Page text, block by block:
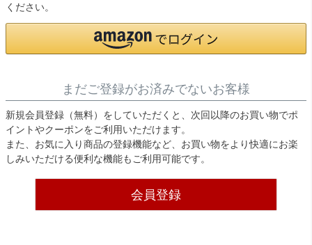
ください。
まだご登録がお済みでないお客様
新規会員登録（無料）をしていただくと、次回以降のお買い物でポ
イントやクーポンをご利用いただけます。
また、お気に入り商品の登録機能など、お買い物をより快適にお楽
しみいただける便利な機能もご利用可能です。
会員登録